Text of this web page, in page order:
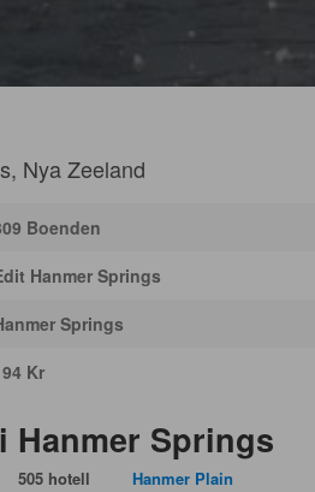
Nya Zeeland
Boenden
Hanmer Springs
Springs
Kr
Hanmer Springs
505 hotell Hanmer Plain